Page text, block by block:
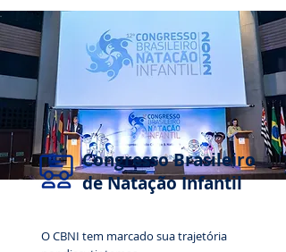
Congresso Brasileiro
de Natação Infantil
O CBNI tem marcado sua trajetória